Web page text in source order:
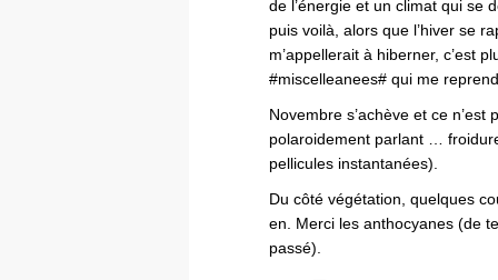
de l’énergie et un climat qui se
puis voilà, alors que l’hiver se
m’appellerait à hiberner, c’est
#miscelleanees# qui me
Novembre s’achève et ce
polaroidement parlant …
pellicules instantanées).
Du côté végétation, quelques
en. Merci les anthocyanes (de
passé).